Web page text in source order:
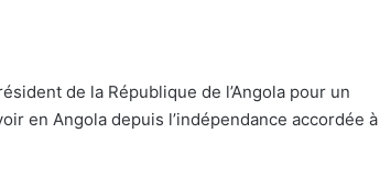
de la République de l’Angola pour un
en Angola depuis l’indépendance accordée à